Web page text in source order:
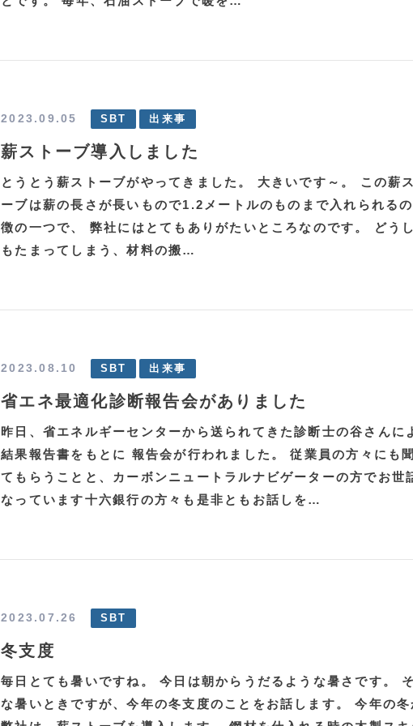
2023.09.05 SBT 出来事
薪ストーブ導入しました
とうとう薪ストーブがやってきました。 大きいです～。 この薪
ーブは薪の長さが長いもので1.2メートルのものまで入れられる
徴の一つで、 弊社にはとてもありがたいところなのです。 どう
もたまってしまう、材料の搬…
2023.08.10 SBT 出来事
省エネ最適化診断報告会がありました
昨日、省エネルギーセンターから送られてきた診断士の谷さんに
結果報告書をもとに 報告会が行われました。 従業員の方々にも
てもらうことと、カーボンニュートラルナビゲーターの方でお世
なっています十六銀行の方々も是非ともお話しを…
2023.07.26 SBT
冬支度
毎日とても暑いですね。 今日は朝からうだるような暑さです。
な暑いときですが、今年の冬支度のことをお話します。 今年の冬